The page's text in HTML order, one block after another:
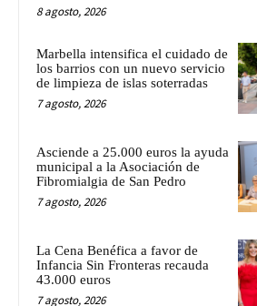
8 agosto, 2026
Marbella intensifica el cuidado de
los barrios con un nuevo servicio
de limpieza de islas soterradas
7 agosto, 2026
Asciende a 25.000 euros la ayuda
municipal a la Asociación de
Fibromialgia de San Pedro
7 agosto, 2026
La Cena Benéfica a favor de
Infancia Sin Fronteras recauda
43.000 euros
7 agosto, 2026